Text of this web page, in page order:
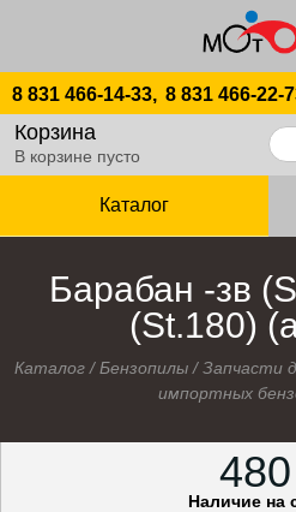
8 831 466-14-33, 8 831 466-22-
Корзина
В корзине пусто
Каталог
Барабан -зв
(St.180)
Каталог /Бензопилы /Запчасти
импортных
480
Наличие на